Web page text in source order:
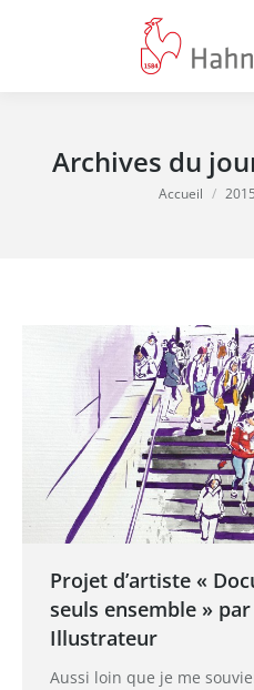
Archives du
Vous êtes ici :
Accueil 2015
Projet d’artiste «
seuls ensemble »
Illustrateur
Aussi loin que je me